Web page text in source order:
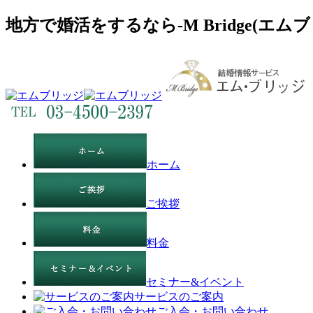
地方で婚活をするなら-M Bridge(エム
ホーム
ご挨拶
料金
セミナー&イベント
サービスのご案内